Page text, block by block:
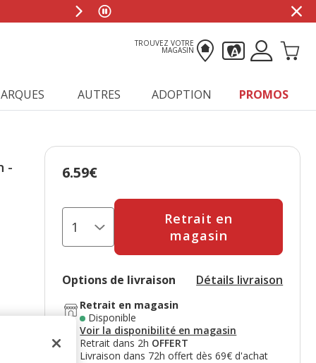
TROUVEZ VOTRE
MAGASIN
AUTRES ADOPTION PROMOS
-
Prix 6.59€
6.59€
Retrait en
magasin
Options de livraison Détails livraison
Retrait en magasin
Disponible
Voir la disponibilité en magasin
Retrait dans 2h OFFERT
Livraison dans 72h offert dès 69€ d'achat